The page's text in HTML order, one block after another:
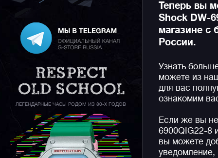
ЛЕГЕНДАРНЫЕ ЧАСЫ РОДОМ ИЗ 80-Х ГОДОВ
Теперь вы
Shock DW-
магазине с
России.
Узнать
можете из
для вас
ознакомим
Если же вы
6900QIG22-8
вы можете
уведомление,